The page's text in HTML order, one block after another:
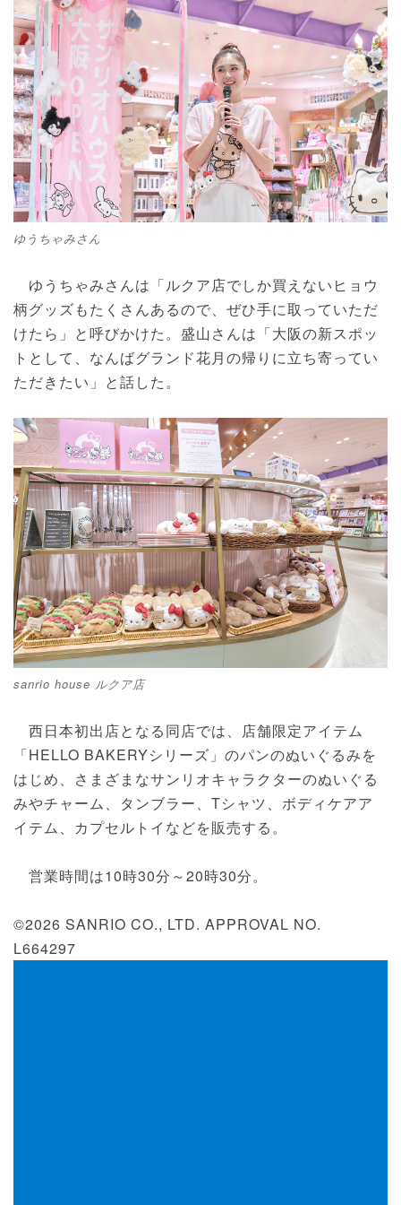
ゆうちゃみさん
ゆうちゃみさんは「ルクア店でしか買えないヒョウ
柄グッズもたくさんあるので、ぜひ手に取っていただ
けたら」と呼びかけた。盛山さんは「大阪の新スポッ
トとして、なんばグランド花月の帰りに立ち寄ってい
ただきたい」と話した。
sanrio house ルクア店
西日本初出店となる同店では、店舗限定アイテム
「HELLO BAKERYシリーズ」のパンのぬいぐるみを
はじめ、さまざまなサンリオキャラクターのぬいぐる
みやチャーム、タンブラー、Tシャツ、ボディケアア
イテム、カプセルトイなどを販売する。
営業時間は10時30分～20時30分。
©2026 SANRIO CO., LTD. APPROVAL NO.
L664297